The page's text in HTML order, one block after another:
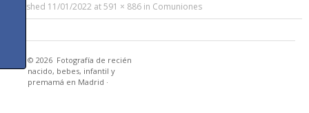
Published 11/01/2022 at591 × 886 in Comuniones
© 2026 Fotografía de recién
nacido, bebes, infantil y
premamá en Madrid ·